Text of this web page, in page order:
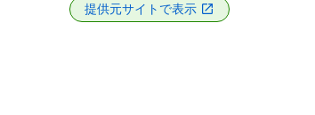
提供元サイトで表示